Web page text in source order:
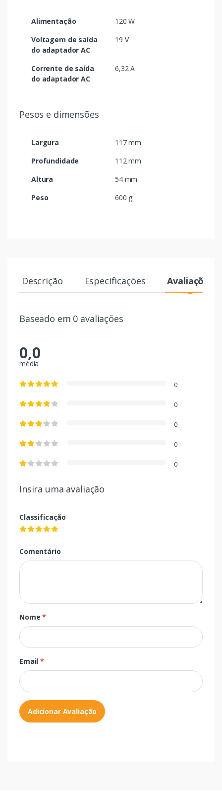
Alimentação
120 W
Voltagem de saída
do adaptador AC
19 V
Corrente de saída
do adaptador AC
6,32 A
Pesos e dimensões
Largura
117 mm
Profundidade
112 mm
Altura
54 mm
Peso
600 g
Descrição Especificações Avaliações
Baseado em 0 avaliações
0,0
média
0
0
0
0
0
Insira uma avaliação
Classificação
Comentário
Nome*
Email*
Adicionar Avaliação